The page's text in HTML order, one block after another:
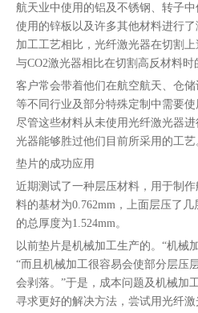
航天业中使用的铝及不锈钢、转子
使用的锌板以及许多其他材料进行
加工工艺相比，光纤激光器在切割
与CO2激光器相比在切割高反材料时
客户常会带着他们在航空航天、仓
等不同行业及部分特殊定制中需要使
尽管这些材料从未使用光纤激光器
光器能够胜过他们目前所采用的工艺
垫片的成功应用
近期测试了一种层压材料，用于制
料的基材为0.762mm，上面层压了
的总厚度为1.524mm。
以前垫片是机械加工生产的。“机械
“而且机械加工很容易会使部分层压
会剥落。”于是，成本问题及机械加
寻求更好的解决方法，尝试用光纤激